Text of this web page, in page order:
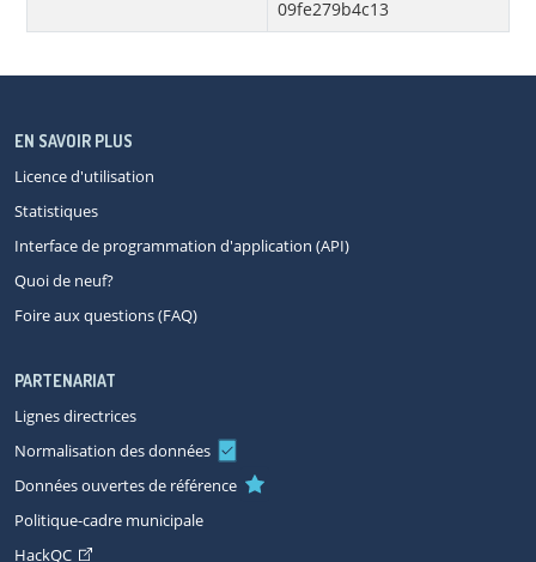
09fe279b4c13
EN SAVOIR PLUS
Licence d'utilisation
Statistiques
Interface de programmation d'application (API)
Quoi de neuf?
Foire aux questions (FAQ)
PARTENARIAT
Lignes directrices
Normalisation des données
Données ouvertes de référence
Politique-cadre municipale
HackQC